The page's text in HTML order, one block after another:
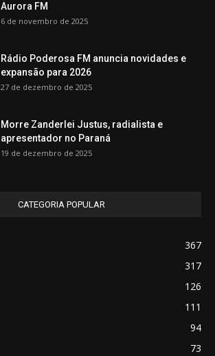
Aurora FM
6 de novembro de 2025
Rádio Poderosa FM anuncia novidades e
expansão para 2026
27 de dezembro de 2025
Morre Zanderlei Justus, radialista e
apresentador no Paraná
19 de dezembro de 2025
CATEGORIA POPULAR
367
317
126
111
94
73